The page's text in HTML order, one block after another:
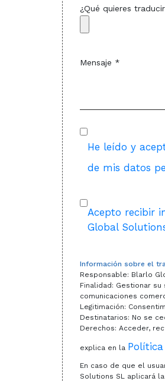
¿Qué quieres
Mensaje *
He leído y
de mis datos
Acepto recibir
Global
Información sobre el
Responsable: Blarlo
Finalidad: Gestionar
comunicaciones
Legitimación:
Destinatarios: No se
Derechos: Acceder,
explica en la
En caso de que el
Solutions SL aplicará